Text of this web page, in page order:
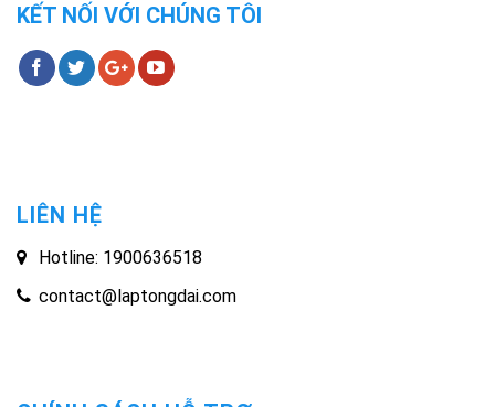
KẾT NỐI VỚI CHÚNG TÔI
LIÊN HỆ
Hotline: 1900636518
contact@laptongdai.com